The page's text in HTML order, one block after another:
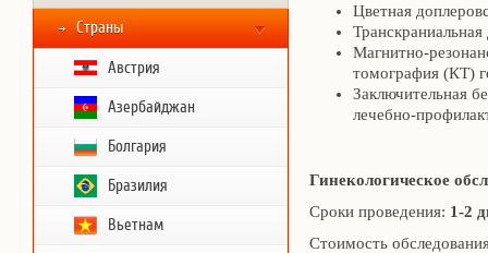
Страны
Австрия
Азербайджан
Болгария
Бразилия
Вьетнам
Цветная
Магнитно-
томография (КТ)
Заключительная
лечебно-
Гинекологическое
Сроки проведения: 1-2
Стоимость